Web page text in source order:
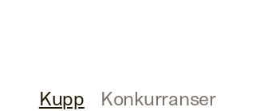
Kupp Konkurranser